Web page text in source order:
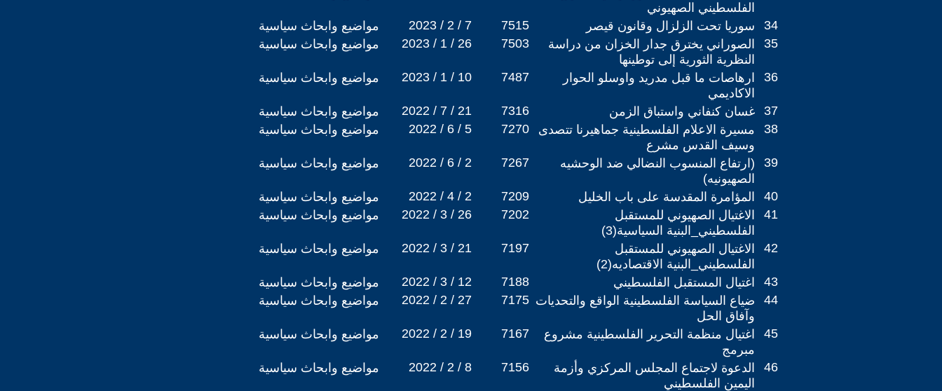
الفلسطيني الصهيوني
مواضيع وابحاث سياسية 2023 / 2 / 7 7515 سوريا تحت الزلزال وقانون قيصر
34
مواضيع وابحاث سياسية
2023 / 1 / 26 7503
الصوراني يخترق جدار الخزان من دراسة
النظرية الثورية إلى توطينها
35
مواضيع وابحاث سياسية 2023 / 1 / 10 7487
ارهاصات ما قبل مدريد واوسلو الحوار
الاكاديمي
36
مواضيع وابحاث سياسية 2022 / 7 / 21 7316 غسان كنفاني واستباق الزمن
37
مواضيع وابحاث سياسية
2022 / 6 / 5 7270
مسيرة الاعلام الفلسطينية جماهيرنا تتصدى
وسيف القدس مشرع
38
مواضيع وابحاث سياسية 2022 / 6 / 2 7267
(ارتفاع المنسوب النضالي ضد الوحشيه
الصهيونيه)
39
مواضيع وابحاث سياسية 2022 / 4 / 2 7209 المؤامرة المقدسة على باب الخليل
40
مواضيع وابحاث سياسية
2022 / 3 / 26 7202
الاغتيال الصهيوني للمستقبل
الفلسطيني_البنية السياسية(3)
41
مواضيع وابحاث سياسية 2022 / 3 / 21 7197
الاغتيال الصهيوني للمستقبل
الفلسطيني_البنية الاقتصاديه(2)
42
مواضيع وابحاث سياسية 2022 / 3 / 12 7188 اغتيال المستقبل الفلسطيني
43
مواضيع وابحاث سياسية
2022 / 2 / 27 7175 ضياع السياسة الفلسطينية الواقع والتحديات
وآفاق الحل
44
مواضيع وابحاث سياسية 2022 / 2 / 19 7167
اغتيال منظمة التحرير الفلسطينية مشروع
مبرمج
45
مواضيع وابحاث سياسية 2022 / 2 / 8 7156
الدعوة لاجتماع المجلس المركزي وأزمة
اليمين الفلسطيني
46